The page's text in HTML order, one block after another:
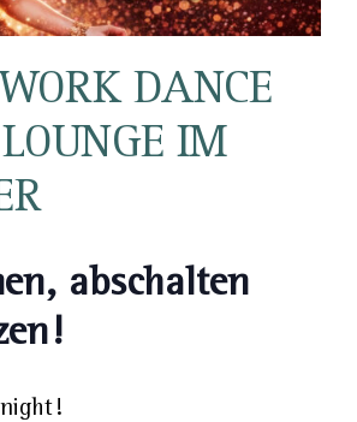
DANCE
IM
abschalten